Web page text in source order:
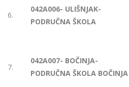
6.
042A006- ULIŠNJAK-
PODRUČNA ŠKOLA
7.
042A007- BOČINJA-
PODRUČNA ŠKOLA BOČINJA